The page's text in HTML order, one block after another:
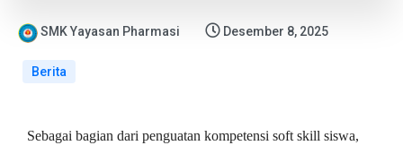
SMK Yayasan Pharmasi Desember 8, 2025
Berita
Sebagai bagian dari penguatan kompetensi soft skill siswa,